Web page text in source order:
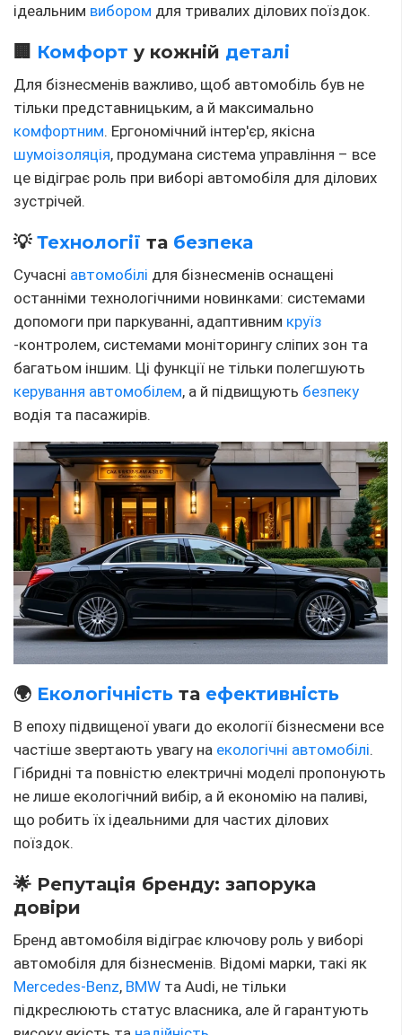
ідеальним вибором для тривалих ділових поїздок.
🏢 Комфорт у кожній деталі
Для бізнесменів важливо, щоб автомобіль був не
тільки представницьким, а й максимально
комфортним. Ергономічний інтер'єр, якісна
шумоізоляція, продумана система управління – все
це відіграє роль при виборі автомобіля для ділових
зустрічей.
💡 Технології та безпека
Сучасні автомобілі для бізнесменів оснащені
останніми технологічними новинками: системами
допомоги при паркуванні, адаптивним круїз
-контролем, системами моніторингу сліпих зон та
багатьом іншим. Ці функції не тільки полегшують
керування автомобілем, а й підвищують безпеку
водія та пасажирів.
🌍 Екологічність та ефективність
В епоху підвищеної уваги до екології бізнесмени все
частіше звертають увагу на екологічні автомобілі.
Гібридні та повністю електричні моделі пропонують
не лише екологічний вибір, а й економію на паливі,
що робить їх ідеальними для частих ділових
поїздок.
🌟 Репутація бренду: запорука
довіри
Бренд автомобіля відіграє ключову роль у виборі
автомобіля для бізнесменів. Відомі марки, такі як
Mercedes-Benz, BMW та Audi, не тільки
підкреслюють статус власника, але й гарантують